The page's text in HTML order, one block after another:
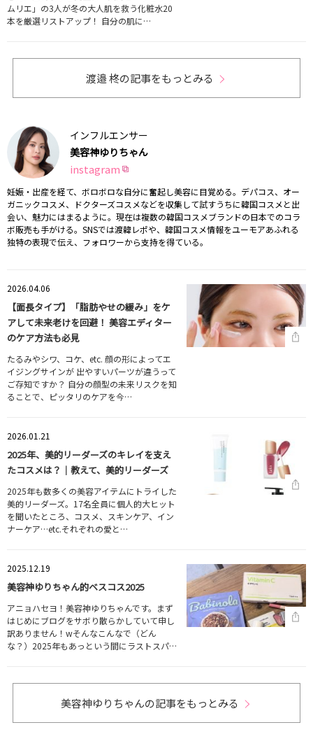
ムリエ」の3人が冬の大人肌を救う化粧水20
本を厳選リストアップ！ 自分の肌に…
渡邉 柊の記事をもっとみる
インフルエンサー
美容神ゆりちゃん
instagram
妊娠・出産を経て、ボロボロな自分に奮起し美容に目覚める。デパコス、オー
ガニックコスメ、ドクターズコスメなどを収集して試すうちに韓国コスメと出
会い、魅力にはまるように。現在は複数の韓国コスメブランドの日本でのコラ
ボ販売も手がける。SNSでは渡韓レポや、韓国コスメ情報をユーモアあふれる
独特の表現で伝え、フォロワーから支持を得ている。
2026.04.06
【面長タイプ】「脂肪やせの緩み」をケ
アして未来老けを回避！ 美容エディター
のケア方法も必見
たるみやシワ、コケ、etc. 顔の形によってエ
イジングサインが 出やすいパーツが違うって
ご存知ですか？ 自分の顔型の未来リスクを知
ることで、ピッタリのケアを今…
2026.01.21
2025年、美的リーダーズのキレイを支え
たコスメは？｜教えて、美的リーダーズ
2025年も数多くの美容アイテムにトライした
美的リーダーズ。17名全員に個人的大ヒット
を聞いたところ、コスメ、スキンケア、イン
ナーケア…etc.それぞれの愛と…
2025.12.19
美容神ゆりちゃん的ベスコス2025
アニョハセヨ！美容神ゆりちゃんです。まず
はじめにブログをサボり散らかしていて申し
訳ありません！wそんなこんなで（どん
な？）2025年もあっという間にラストスパ…
美容神ゆりちゃんの記事をもっとみる